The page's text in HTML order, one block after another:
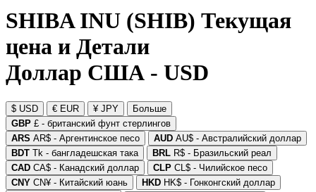
SHIBA INU (SHIB) Текущая
цена и Детали
Доллар США - USD
$ USD € EUR ¥ JPY
Больше
GBP £ - британский фунт стерлингов
ARS AR$ - Аргентинское песо AUD AU$ - Австралийский доллар
BDT Tk - бангладешская така BRL R$ - Бразильский реал
CAD CA$ - Канадский доллар CLP CL$ - Чилийское песо
CNY CN¥ - Китайский юань HKD HK$ - Гонконгский доллар